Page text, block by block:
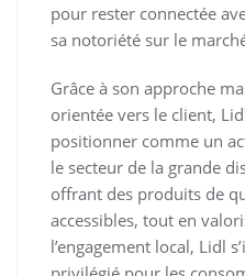
pour rester connectée
sa notoriété sur le
Grâce à son approche
orientée vers le client,
positionner comme un
le secteur de la grande
offrant des produits de
accessibles, tout en
l’engagement local, Lidl